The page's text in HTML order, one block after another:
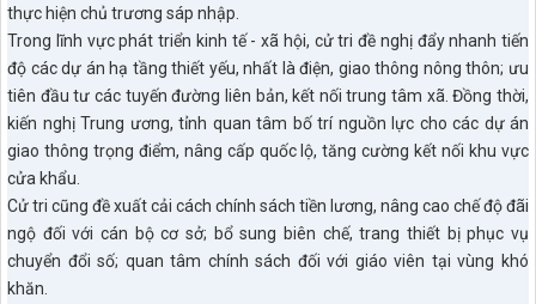
thực hiện chủ trương sáp nhập.
Trong lĩnh vực phát triển kinh tế - xã hội, cử tri đề nghị đẩy nhanh tiến
độ các dự án hạ tầng thiết yếu, nhất là điện, giao thông nông thôn; ưu
tiên đầu tư các tuyến đường liên bản, kết nối trung tâm xã. Đồng thời,
kiến nghị Trung ương, tỉnh quan tâm bố trí nguồn lực cho các dự án
giao thông trọng điểm, nâng cấp quốc lộ, tăng cường kết nối khu vực
cửa khẩu.
Cử tri cũng đề xuất cải cách chính sách tiền lương, nâng cao chế độ đãi
ngộ đối với cán bộ cơ sở; bổ sung biên chế, trang thiết bị phục vụ
chuyển đổi số; quan tâm chính sách đối với giáo viên tại vùng khó
khăn.